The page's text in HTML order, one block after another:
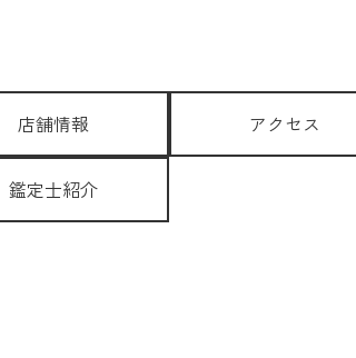
店舗情報 アクセス
鑑定士紹介